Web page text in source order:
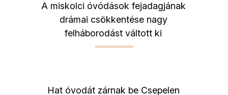
A miskolci óvódások fejadagjának
drámai csökkentése nagy
felháborodást váltott ki
Hat óvodát zárnak be Csepelen